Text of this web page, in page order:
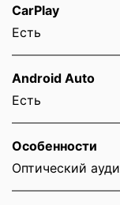
CarPlay
Есть
Android Auto
Есть
Особенности
Оптический